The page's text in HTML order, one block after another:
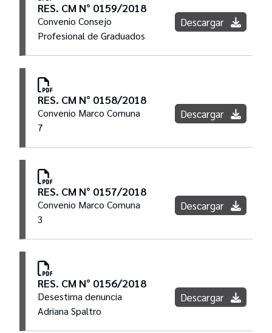
RES. CM N° 0159/2018
Convenio Consejo
Profesional de Graduados
Descargar
RES. CM N° 0158/2018
Convenio Marco Comuna
7
Descargar
RES. CM N° 0157/2018
Convenio Marco Comuna
3
Descargar
RES. CM N° 0156/2018
Desestima denuncia
Adriana Spaltro
Descargar